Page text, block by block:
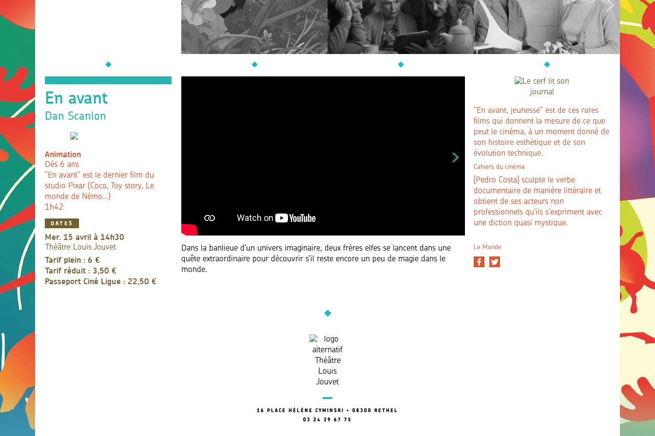
En avant
Dan Scanlon
Animation
Dès 6 ans
"En avant" est le dernier film du
studio Pixar (Coco, Toy story, Le
monde de Némo...)
1h42
DATES
mer. 15 avril à 14h30
Théâtre Louis Jouvet
Tarif plein : 6 €
Tarif réduit : 3,50 €
Passeport Ciné Ligue : 22,50 €
Dans la banlieue d'un univers imaginaire, deux frères elfes se lancent dans une
quête extraordinaire pour découvrir s'il reste encore un peu de magie dans le
monde.
"En avant, jeunesse" est de ces rares
films qui donnent la mesure de ce que
peut le cinéma, à un moment donné de
son histoire esthétique et de son
évolution technique.
Cahiers du cinéma
[Pedro Costa] sculpte le verbe
documentaire de manière littéraire et
obtient de ses acteurs non
professionnels qu'ils s'expriment avec
une diction quasi mystique.
Le Monde
16 PLACE HÉLÈNE CYMINSKI • 08300 RETHEL
03 24 39 67 75